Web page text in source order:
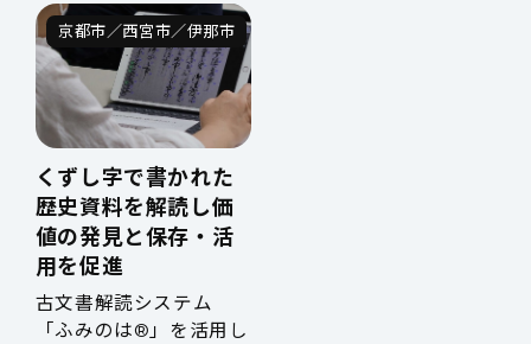
京都市／西宮市／伊那市
くずし字で書かれた
歴史資料を解読し価
値の発見と保存・活
用を促進
古文書解読システム
「ふみのは®」を活用し